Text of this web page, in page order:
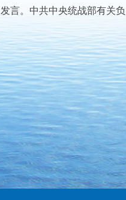
言。中共中央统战部有关负